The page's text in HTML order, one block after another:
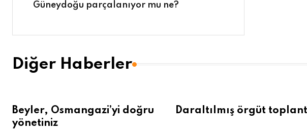
Güneydoğu parçalanıyor mu ne?
Diğer Haberler
Beyler, Osmangazi’yi doğru
yönetiniz
Daraltılmış örgüt